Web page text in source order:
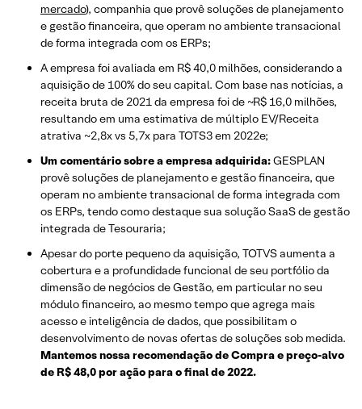
mercado), companhia que provê soluções de planejamento
e gestão financeira, que operam no ambiente transacional
de forma integrada com os ERPs;
A empresa foi avaliada em R$ 40,0 milhões, considerando a
aquisição de 100% do seu capital. Com base nas notícias, a
receita bruta de 2021 da empresa foi de ~R$ 16,0 milhões,
resultando em uma estimativa de múltiplo EV/Receita
atrativa ~2,8x vs 5,7x para TOTS3 em 2022e;
Um comentário sobre a empresa adquirida:GESPLAN
provê soluções de planejamento e gestão financeira, que
operam no ambiente transacional de forma integrada com
os ERPs, tendo como destaque sua solução SaaS de gestão
integrada de Tesouraria;
Apesar do porte pequeno da aquisição, TOTVS aumenta a
cobertura e a profundidade funcional de seu portfólio da
dimensão de negócios de Gestão, em particular no seu
módulo financeiro, ao mesmo tempo que agrega mais
acesso e inteligência de dados, que possibilitam o
desenvolvimento de novas ofertas de soluções sob medida.
Mantemos nossa recomendação de Compra e preço-alvo
de R$ 48,0 por ação para o final de 2022.